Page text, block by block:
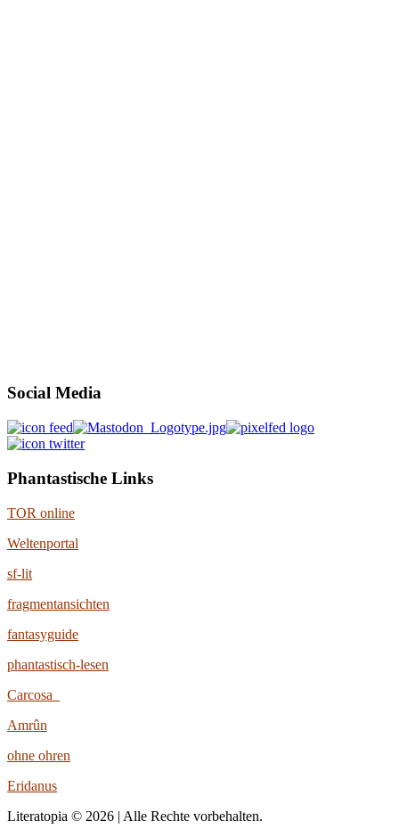
Social Media
Phantastische Links
TOR online
Weltenportal
sf-lit
fragmentansichten
fantasyguide
phantastisch-lesen
Carcosa
Amrûn
ohne ohren
Eridanus
Literatopia © 2026 | Alle Rechte vorbehalten.